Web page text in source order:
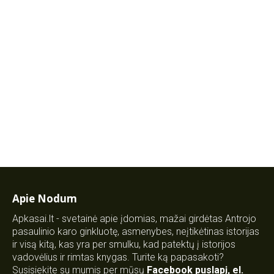
Apie Nodum
Apkasai.lt - svetainė apie įdomias, mažai girdėtas Antrojo
pasaulinio karo ginkluotę, asmenybes, neįtikėtinas istorijas
ir visą kitą, kas yra per smulku, kad patektų į istorijos
vadovėlius ir rimtas knygas. Turite ką papasakoti?
Susisiekite su mumis per mūsų Facebook puslapį, el.